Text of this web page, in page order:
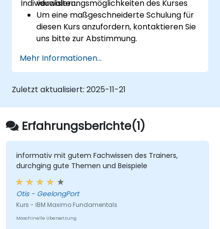
verwalten.
Individualisierungsmöglichkeiten des Kurses
Um eine maßgeschneiderte Schulung für
diesen Kurs anzufordern, kontaktieren Sie
uns bitte zur Abstimmung.
Mehr Informationen...
Zuletzt aktualisiert: 2025-11-21
Erfahrungsberichte(1)
informativ mit gutem Fachwissen des Trainers,
durchging gute Themen und Beispiele
Otis - GeelongPort
Kurs - IBM Maximo Fundamentals
Maschinelle Übersetzung